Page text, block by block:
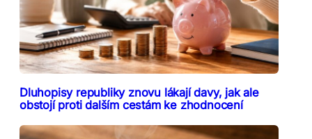
Dluhopisy republiky znovu lákají davy, jak ale
obstojí proti dalším cestám ke zhodnocení